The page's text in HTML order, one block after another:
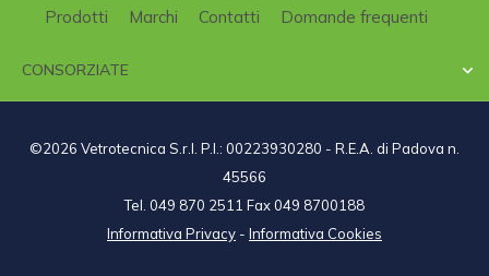
Prodotti Marchi Contatti Domande frequenti
CONSORZIATE 
©2026 Vetrotecnica S.r.l. P.I.: 00223930280 - R.E.A. di Padova n.
45566
Tel. 049 870 2511 Fax 049 8700188
Informativa Privacy - Informativa Cookies